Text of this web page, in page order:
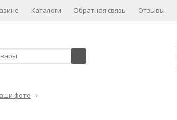
Каталоги Обратная связь Отзывы
фото